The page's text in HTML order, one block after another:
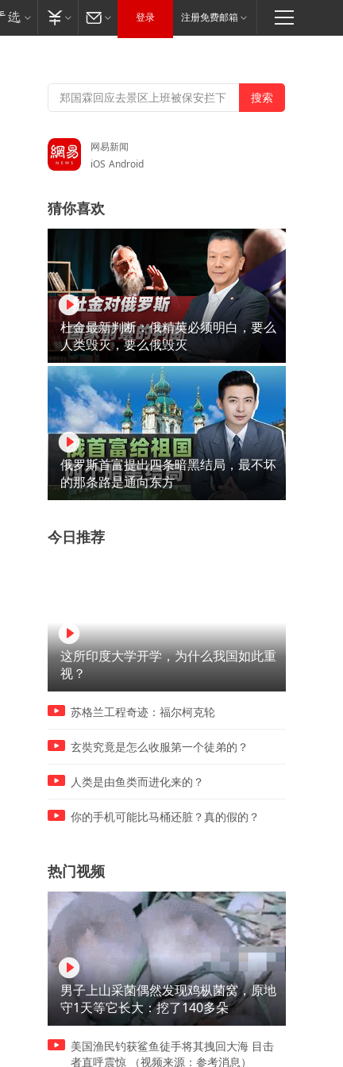
登录 注册免费邮箱
29:48
宝蓝和爸爸、叔叔在房间里搭
宝蓝在家里和爸爸叔叔举办
网易新闻
iOS Android
猜你喜欢
杜金最新判断：俄精英必须明白，要么
人类毁灭，要么俄毁灭
俄罗斯首富提出四条暗黑结局，最不坏
的那条路是通向东方
今日推荐
这所印度大学开学，为什么我国如此重
视？
苏格兰工程奇迹：福尔柯克轮
玄奘究竟是怎么收服第一个徒弟的？
人类是由鱼类而进化来的？
你的手机可能比马桶还脏？真的假的？
热门视频
男子上山采菌偶然发现鸡枞菌窝，原地
守1天等它长大：挖了140多朵
美国渔民钓获鲨鱼徒手将其拽回大海 目击
者直呼震惊 （视频来源：参考消息）